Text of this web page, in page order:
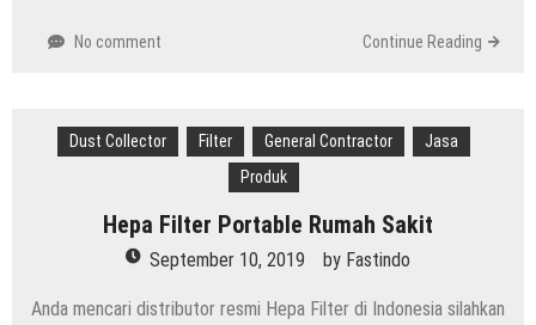
No comment Continue Reading
Dust Collector Filter General Contractor
Jasa
Produk
Hepa Filter Portable Rumah Sakit
September 10, 2019 by Fastindo
Anda mencari distributor resmi Hepa Filter di Indonesia silahkan